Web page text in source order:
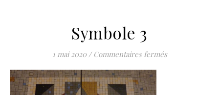
Symbole 3
1 mai 2020 / Commentaires ferméssur Symbole 3